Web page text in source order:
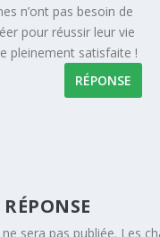
n’ont pas besoin de
pour réussir leur vie
pleinement satisfaite !
RÉPONSE
sera pas publiée. Les